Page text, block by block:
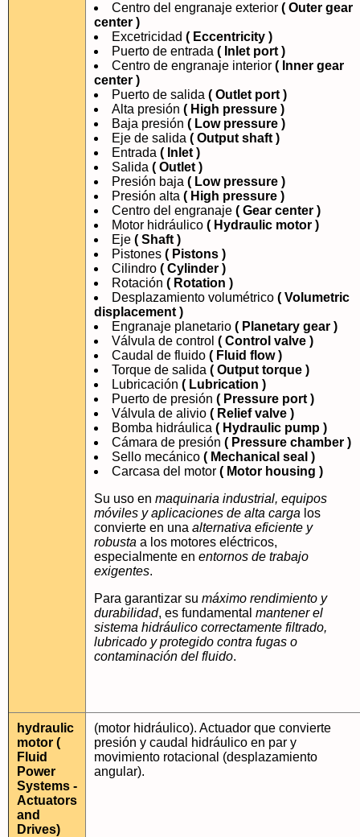
Centro del engranaje exterior ( Outer gear
center )
Excetricidad ( Eccentricity )
Puerto de entrada ( Inlet port )
Centro de engranaje interior ( Inner gear
center )
Puerto de salida ( Outlet port )
Alta presión ( High pressure )
Baja presión ( Low pressure )
Eje de salida ( Output shaft )
Entrada ( Inlet )
Salida ( Outlet )
Presión baja ( Low pressure )
Presión alta ( High pressure )
Centro del engranaje ( Gear center )
Motor hidráulico ( Hydraulic motor )
Eje ( Shaft )
Pistones ( Pistons )
Cilindro ( Cylinder )
Rotación ( Rotation )
Desplazamiento volumétrico ( Volumetric
displacement )
Engranaje planetario ( Planetary gear )
Válvula de control ( Control valve )
Caudal de fluido ( Fluid flow )
Torque de salida ( Output torque )
Lubricación ( Lubrication )
Puerto de presión ( Pressure port )
Válvula de alivio ( Relief valve )
Bomba hidráulica ( Hydraulic pump )
Cámara de presión ( Pressure chamber )
Sello mecánico ( Mechanical seal )
Carcasa del motor ( Motor housing )
Su uso en maquinaria industrial, equipos
móviles y aplicaciones de alta carga los
convierte en una alternativa eficiente y
robusta a los motores eléctricos,
especialmente en entornos de trabajo
exigentes.
Para garantizar su máximo rendimiento y
durabilidad, es fundamental mantener el
sistema hidráulico correctamente filtrado,
lubricado y protegido contra fugas o
contaminación del fluido.
hydraulic
motor (
Fluid
Power
Systems -
Actuators
and
Drives)
(motor hidráulico). Actuador que convierte
presión y caudal hidráulico en par y
movimiento rotacional (desplazamiento
angular).